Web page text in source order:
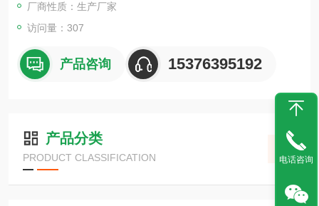
厂商性质：生产厂家
访问量：307
产品咨询 15376395192
产品分类
PRODUCT CLASSIFICATION 电话咨询